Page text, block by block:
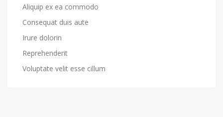
Aliquip ex ea commodo
Consequat duis aute
Irure dolorin
Reprehenderit
Voluptate velit esse cillum